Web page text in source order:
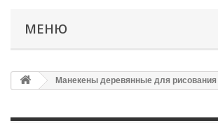
МЕНЮ
Манекены деревянные для рисования